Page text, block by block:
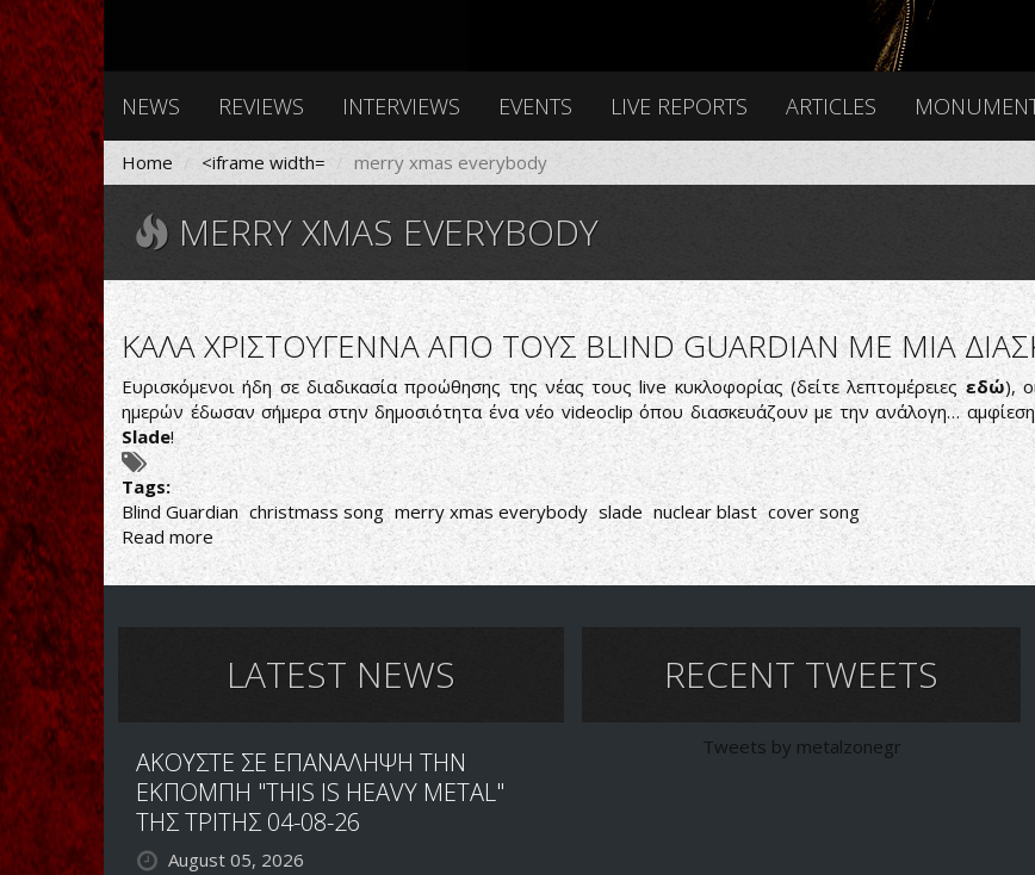
NEWS REVIEWS INTERVIEWS EVENTS LIVE REPORTS ARTICLES
Home <iframe width= merry xmas everybody
MERRY XMAS EVERYBODY
ΚΑΛΑ ΧΡΙΣΤΟΥΓΕΝΝΑ ΑΠΟ ΤΟΥΣ BLIND GUARDIAN ME ΜΙΑ
Ευρισκόμενοι ήδη σε διαδικασία προώθησης της νέας τους live κυκλοφορίας (δείτε λεπτομέρειεςεδώ),
ημερών έδωσαν σήμερα στην δημοσιότητα ένα νέο videoclip όπου διασκευάζουν με την ανάλογη…
Slade!
Tags:
Blind Guardian christmass song merry xmas everybody slade nuclear blast cover song
Read more about
ΚΑΛΑ
ΧΡΙΣΤΟΥΓΕΝΝΑ
BLIND
GUARDIAN
ΔΙΑΣΚΕΥΗ
LATEST NEWS
ΑΚΟΥΣΤΕ ΣΕ ΕΠΑΝΑΛΗΨΗ ΤΗΝ
ΕΚΠΟΜΠΗ "THIS IS HEAVY METAL"
ΤΗΣ ΤΡΙΤΗΣ 04-08-26
August 05, 2026
RECENT TWEETS
Tweets by metalzonegr